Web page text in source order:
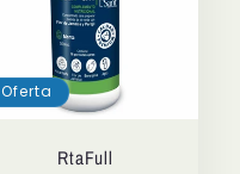
Oferta
RtaFull